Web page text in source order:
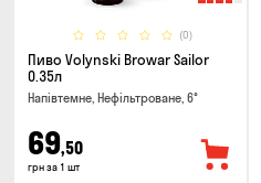
(0)
Пиво Volynski Browar Sailor
0.35л
Напівтемне, Нефільтроване, 6°
69,50
грн за 1 шт